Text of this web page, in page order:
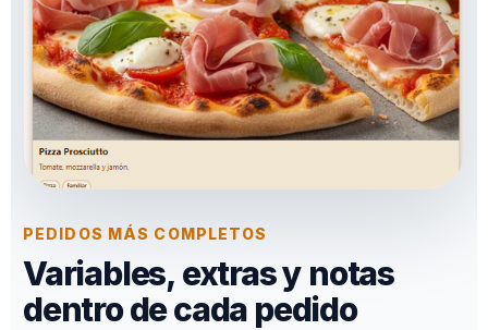
PEDIDOS MÁS COMPLETOS
Variables, extras y notas
dentro de cada pedido